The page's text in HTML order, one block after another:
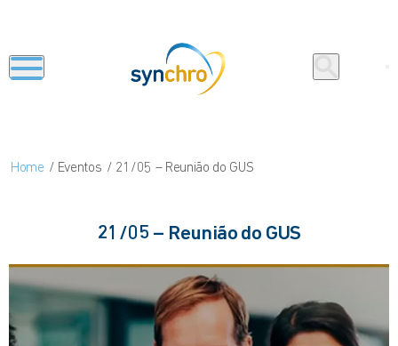
Home Eventos 21/05 – Reunião do GUS
21/05 – Reunião do GUS